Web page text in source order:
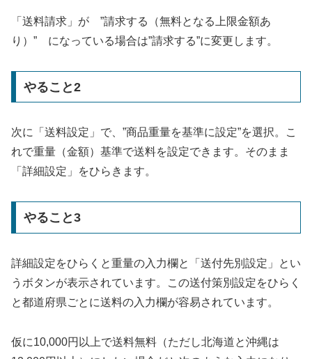
「送料請求」が ”請求する（無料となる上限金額あ
り）” になっている場合は”請求する”に変更します。
やること2
次に「送料設定」で、”商品重量を基準に設定”を選択。こ
れで重量（金額）基準で送料を設定できます。そのまま
「詳細設定」をひらきます。
やること3
詳細設定をひらくと重量の入力欄と「送付先別設定」とい
うボタンが表示されています。この送付策別設定をひらく
と都道府県ごとに送料の入力欄が容易されています。
仮に10,000円以上で送料無料（ただし北海道と沖縄は